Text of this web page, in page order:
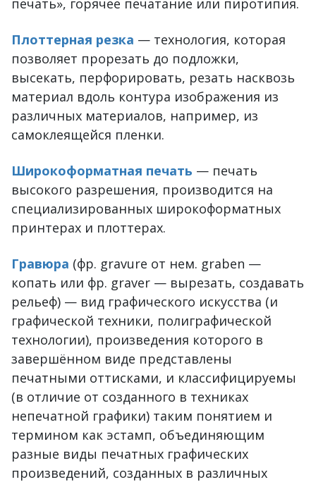
печать», горячее печатание или пиротипия.
Плоттерная резка — технология, которая
позволяет прорезать до подложки,
высекать, перфорировать, резать насквозь
материал вдоль контура изображения из
различных материалов, например, из
самоклеящейся пленки.
Широкоформатная печать — печать
высокого разрешения, производится на
специализированных широкоформатных
принтерах и плоттерах.
Гравюра (фр. gravure от нем. graben —
копать или фр. graver — вырезать, создавать
рельеф) — вид графического искусства (и
графической техники, полиграфической
технологии), произведения которого в
завершённом виде представлены
печатными оттисками, и классифицируемы
(в отличие от созданного в техниках
непечатной графики) таким понятием и
термином как эстамп, объединяющим
разные виды печатных графических
произведений, созданных в различных